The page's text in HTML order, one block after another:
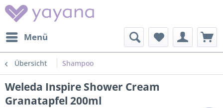
Menü
Übersicht Shampoo
Weleda Inspire Shower Cream
Granatapfel 200ml